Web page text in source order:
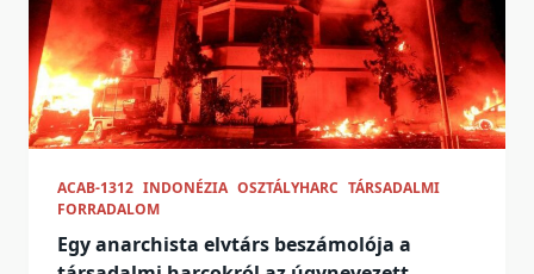
ACAB-1312 INDONÉZIA OSZTÁLYHARC TÁRSADALMI
FORRADALOM
Egy anarchista elvtárs beszámolója a